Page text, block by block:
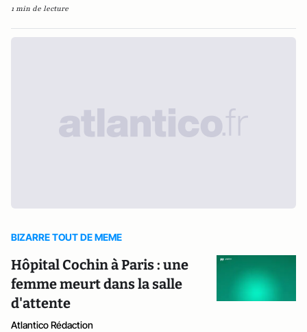
1 min de lecture
BIZARRE TOUT DE MEME
Hôpital Cochin à Paris : une
femme meurt dans la salle
d'attente
Atlantico Rédaction